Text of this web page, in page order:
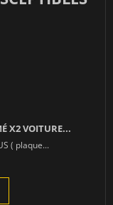
X2 VOITURE...
( plaque...